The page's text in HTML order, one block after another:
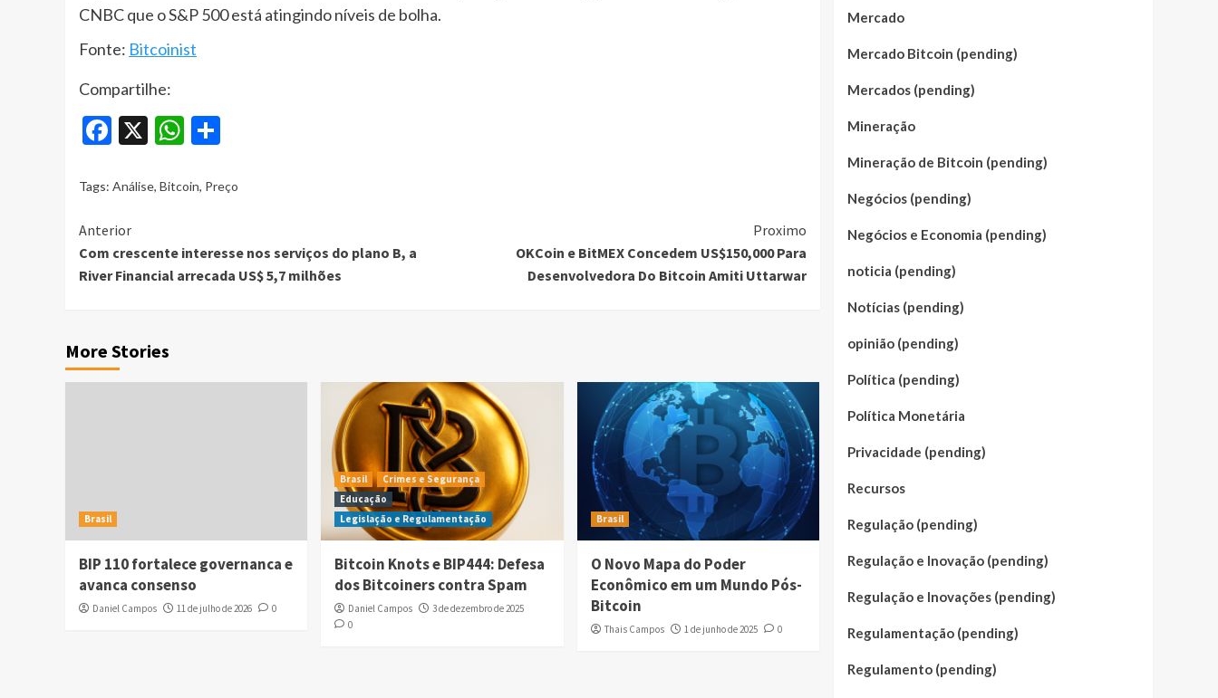
CNBC que o S&P 500 está atingindo níveis de bolha.
Fonte: Bitcoinist
Compartilhe:
Facebook
X WhatsApp
Tags: Análise, Bitcoin, Preço
Continue
Reading
Anterior
Com crescente interesse nos serviços do plano B, a
River Financial arrecada US$ 5,7 milhões
Proximo
OKCoin e BitMEX Concedem US$150,000 Para
Desenvolvedora Do Bitcoin Amiti Uttarwar
More Stories
Brasil
BIP 110 fortalece governanca e
avanca consenso
Daniel Campos 11 de julho de 2026 0
Brasil
Crimes e Segurança
Educação
Legislação e Regulamentação
Bitcoin Knots e BIP444: Defesa
dos Bitcoiners contra Spam
Daniel Campos
3 de dezembro de 2025
0
Brasil
O Novo Mapa do Poder
Econômico em um Mundo Pós-
Bitcoin
Thais Campos 1 de junho de 2025 0
Mercado
Mercado Bitcoin (pending)
Mercados (pending)
Mineração
Mineração de Bitcoin (pending)
Negócios (pending)
Negócios e Economia (pending)
noticia (pending)
Notícias (pending)
opinião (pending)
Política (pending)
Política Monetária
Privacidade (pending)
Recursos
Regulação (pending)
Regulação e Inovação (pending)
Regulação e Inovações (pending)
Regulamentação (pending)
Regulamento (pending)